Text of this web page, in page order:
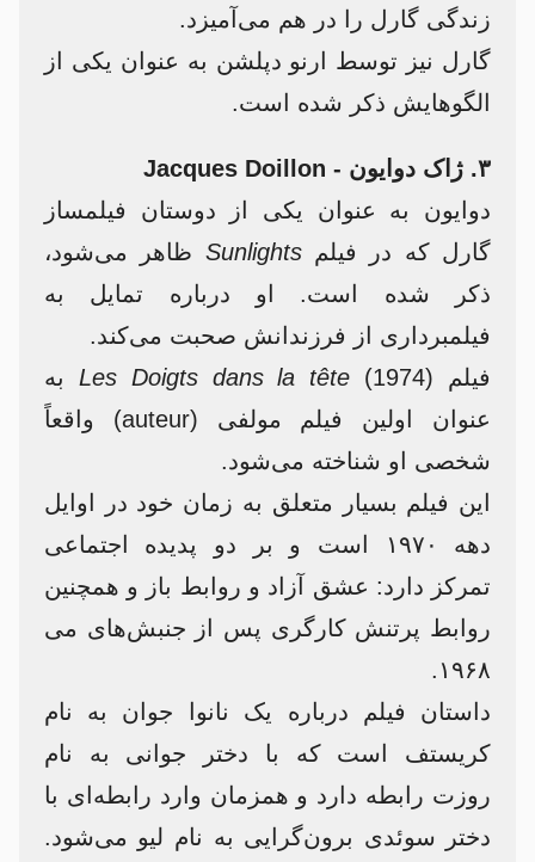
زندگی گارل را در هم می‌آمیزد.
گارل نیز توسط ارنو دپلشن به عنوان یکی از
الگوهایش ذکر شده است.
۳. ژاک دوایون - Jacques Doillon
دوایون به عنوان یکی از دوستان فیلمساز
گارل که در فیلمSunlights ظاهر می‌شود،
ذکر شده است. او درباره تمایل به
فیلمبرداری از فرزندانش صحبت می‌کند.
فیلم
Les Doigts dans la tête (1974) به
عنوان اولین فیلم مولفی (auteur) واقعاً
شخصی او شناخته می‌شود.
این فیلم بسیار متعلق به زمان خود در اوایل
دهه ۱۹۷۰ است و بر دو پدیده اجتماعی
تمرکز دارد: عشق آزاد و روابط باز و همچنین
روابط پرتنش کارگری پس از جنبش‌های می
۱۹۶۸.
داستان فیلم درباره یک نانوا جوان به نام
کریستف است که با دختر جوانی به نام
روزت رابطه دارد و همزمان وارد رابطه‌ای با
دختر سوئدی برون‌گرایی به نام لیو می‌شود.